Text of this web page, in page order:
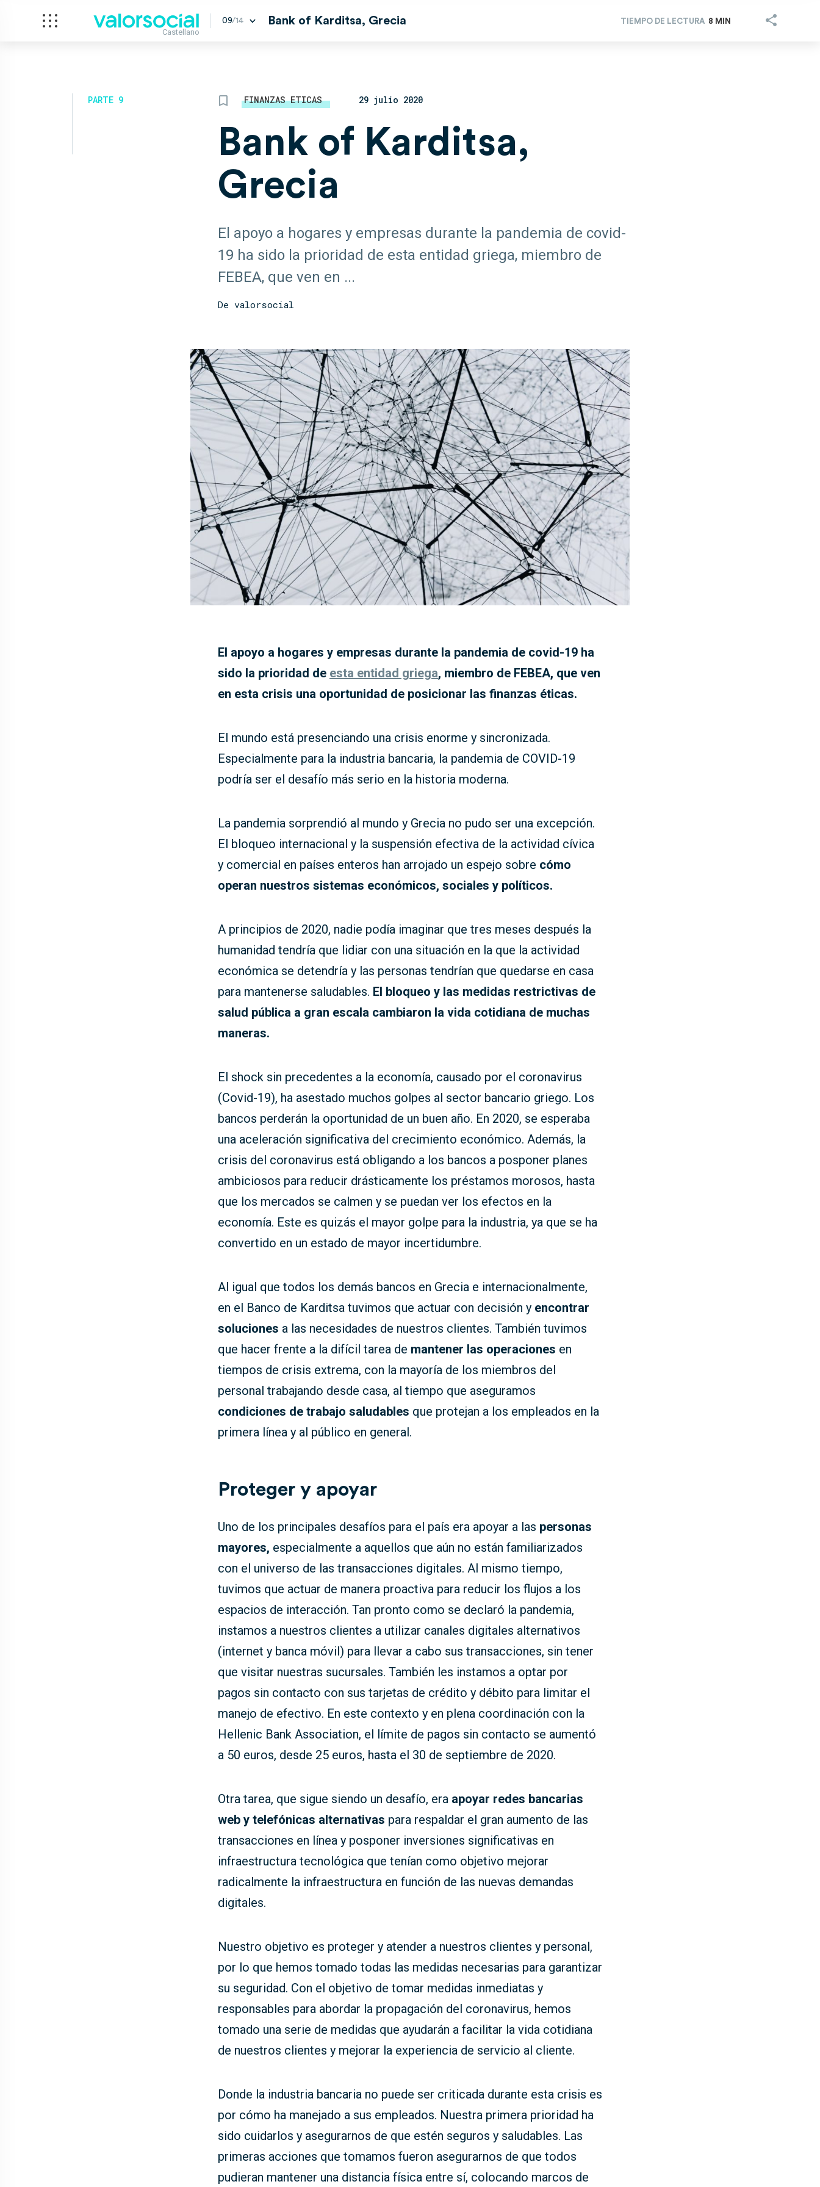
Castellano
09/14 Bank of Karditsa, Grecia TIEMPO DE LECTURA 8 MIN
PARTE 9 FINANZAS ETICAS 29 julio 2020
Bank of Karditsa,
Grecia
El apoyo a hogares y empresas durante la pandemia de covid-
19 ha sido la prioridad de esta entidad griega, miembro de
FEBEA, que ven en ...
De valorsocial
El apoyo a hogares y empresas durante la pandemia de covid-19 ha
sido la prioridad de esta entidad griega, miembro de FEBEA, que ven
en esta crisis una oportunidad de posicionar las finanzas éticas.
El mundo está presenciando una crisis enorme y sincronizada.
Especialmente para la industria bancaria, la pandemia de COVID-19
podría ser el desafío más serio en la historia moderna.
La pandemia sorprendió al mundo y Grecia no pudo ser una excepción.
El bloqueo internacional y la suspensión efectiva de la actividad cívica
y comercial en países enteros han arrojado un espejo sobre cómo
operan nuestros sistemas económicos, sociales y políticos.
A principios de 2020, nadie podía imaginar que tres meses después la
humanidad tendría que lidiar con una situación en la que la actividad
económica se detendría y las personas tendrían que quedarse en casa
para mantenerse saludables. El bloqueo y las medidas restrictivas de
salud pública a gran escala cambiaron la vida cotidiana de muchas
maneras.
El shock sin precedentes a la economía, causado por el coronavirus
(Covid-19), ha asestado muchos golpes al sector bancario griego. Los
bancos perderán la oportunidad de un buen año. En 2020, se esperaba
una aceleración significativa del crecimiento económico. Además, la
crisis del coronavirus está obligando a los bancos a posponer planes
ambiciosos para reducir drásticamente los préstamos morosos, hasta
que los mercados se calmen y se puedan ver los efectos en la
economía. Este es quizás el mayor golpe para la industria, ya que se ha
convertido en un estado de mayor incertidumbre.
Al igual que todos los demás bancos en Grecia e internacionalmente,
en el Banco de Karditsa tuvimos que actuar con decisión y encontrar
soluciones a las necesidades de nuestros clientes. También tuvimos
que hacer frente a la difícil tarea de mantener las operaciones en
tiempos de crisis extrema, con la mayoría de los miembros del
personal trabajando desde casa, al tiempo que aseguramos
condiciones de trabajo saludables que protejan a los empleados en la
primera línea y al público en general.
Proteger y apoyar
Uno de los principales desafíos para el país era apoyar a las personas
mayores, especialmente a aquellos que aún no están familiarizados
con el universo de las transacciones digitales. Al mismo tiempo,
tuvimos que actuar de manera proactiva para reducir los flujos a los
espacios de interacción. Tan pronto como se declaró la pandemia,
instamos a nuestros clientes a utilizar canales digitales alternativos
(internet y banca móvil) para llevar a cabo sus transacciones, sin tener
que visitar nuestras sucursales. También les instamos a optar por
pagos sin contacto con sus tarjetas de crédito y débito para limitar el
manejo de efectivo. En este contexto y en plena coordinación con la
Hellenic Bank Association, el límite de pagos sin contacto se aumentó
a 50 euros, desde 25 euros, hasta el 30 de septiembre de 2020.
Otra tarea, que sigue siendo un desafío, era apoyar redes bancarias
web y telefónicas alternativas para respaldar el gran aumento de las
transacciones en línea y posponer inversiones significativas en
infraestructura tecnológica que tenían como objetivo mejorar
radicalmente la infraestructura en función de las nuevas demandas
digitales.
Nuestro objetivo es proteger y atender a nuestros clientes y personal,
por lo que hemos tomado todas las medidas necesarias para garantizar
su seguridad. Con el objetivo de tomar medidas inmediatas y
responsables para abordar la propagación del coronavirus, hemos
tomado una serie de medidas que ayudarán a facilitar la vida cotidiana
de nuestros clientes y mejorar la experiencia de servicio al cliente.
Donde la industria bancaria no puede ser criticada durante esta crisis es
por cómo ha manejado a sus empleados. Nuestra primera prioridad ha
sido cuidarlos y asegurarnos de que estén seguros y saludables. Las
primeras acciones que tomamos fueron asegurarnos de que todos
pudieran mantener una distancia física entre sí, colocando marcos de